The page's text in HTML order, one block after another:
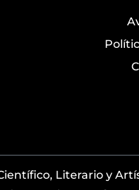
Literario y